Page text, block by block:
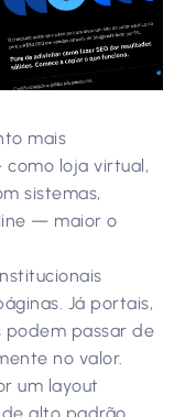
mais
loja virtual,
sistemas,
— maior o
Já portais,
podem passar de
no valor.
um layout